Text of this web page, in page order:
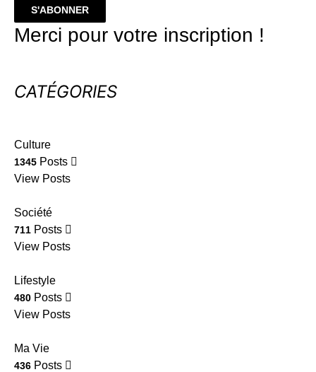
S'ABONNER
Merci pour votre inscription !
CATÉGORIES
Culture
1345 Posts
View Posts
Société
711 Posts
View Posts
Lifestyle
480 Posts
View Posts
Ma Vie
436 Posts